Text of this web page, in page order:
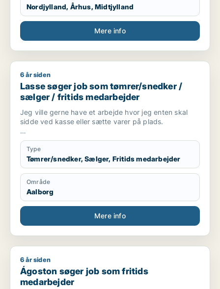
Nordjylland, Århus, Midtjylland
Mere info
Lasse søger job som tømrer/snedker / sælger / fritids
6 år siden
Lasse søger job som tømrer/snedker /
sælger / fritids medarbejder
Jeg ville gerne have et arbejde hvor jeg enten skal
sidde ved kasse eller sætte varer på plads.
Jeg er 17 år i gang med at tage en tømrer
uddannelse, spiller fodbold 2 gange om ugen.
Type
Tømrer/snedker, Sælger, Fritids medarbejder
Område
Aalborg
Mere info
Ágoston søger job som fritids medarbejder
6 år siden
Ágoston søger job som fritids
medarbejder